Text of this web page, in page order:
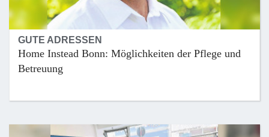
GUTE ADRESSEN
Home Instead Bonn: Möglichkeiten der Pflege und
Betreuung